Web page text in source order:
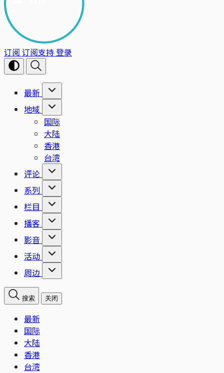
订阅 订阅支持登录
最新
地域
国际
大陆
香港
台湾
评论
系列
栏目
播客
影音
活动
周边
搜索 关闭
最新
国际
大陆
香港
台湾